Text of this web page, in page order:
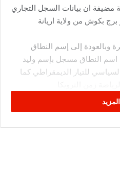
مضيفة ان بيانات السجل التجاري
بكوش من ولاية اريانة
وبالعودة إلى إسم النطاق
اسم النطاق مسجل بإسم وليد
للتيار الديمقراطي كما